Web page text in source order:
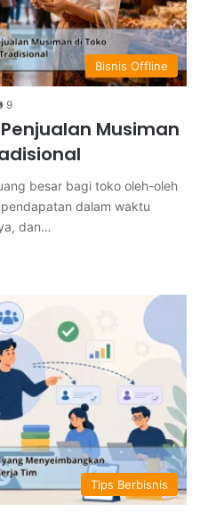
Bisnis Offline
9
Musiman
besar bagi toko oleh-oleh
dalam waktu
dan…
Tips Berbisnis